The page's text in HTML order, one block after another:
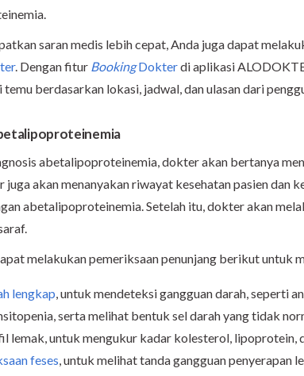
saran medis lebih cepat, Anda juga dapat
. Dengan fitur BookingDokterdi aplikasi
berdasarkan lokasi, jadwal, dan ulasan dari
abetalipoproteinemia, dokter akan bertanya
juga akan menanyakan riwayat kesehatan pasien dan
abetalipoproteinemia. Setelah itu, dokter akan
melakukan pemeriksaan penunjang berikut untuk
lengkap, untuk mendeteksi gangguan darah, seperti
serta melihat bentuk sel darah yang tidak
lemak, untuk mengukur kadar kolesterol, lipoprotein,
feses, untuk melihat tanda gangguan penyerapan